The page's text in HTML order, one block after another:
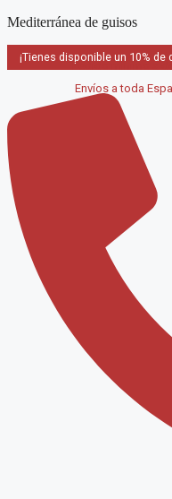
Saltar
contenido
Mediterránea de guisos
¡Tienes disponible un 10%
Envíos a toda
Pedido mínimo a